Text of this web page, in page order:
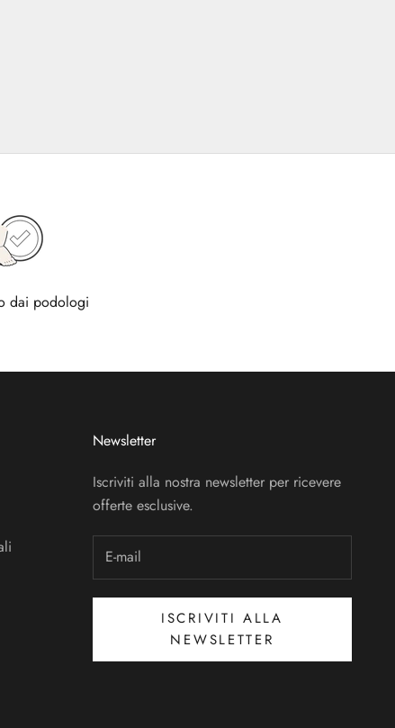
dai podologi
Newsletter
Iscriviti alla nostra newsletter per ricevere
offerte esclusive.
ISCRIVITI ALLA
NEWSLETTER